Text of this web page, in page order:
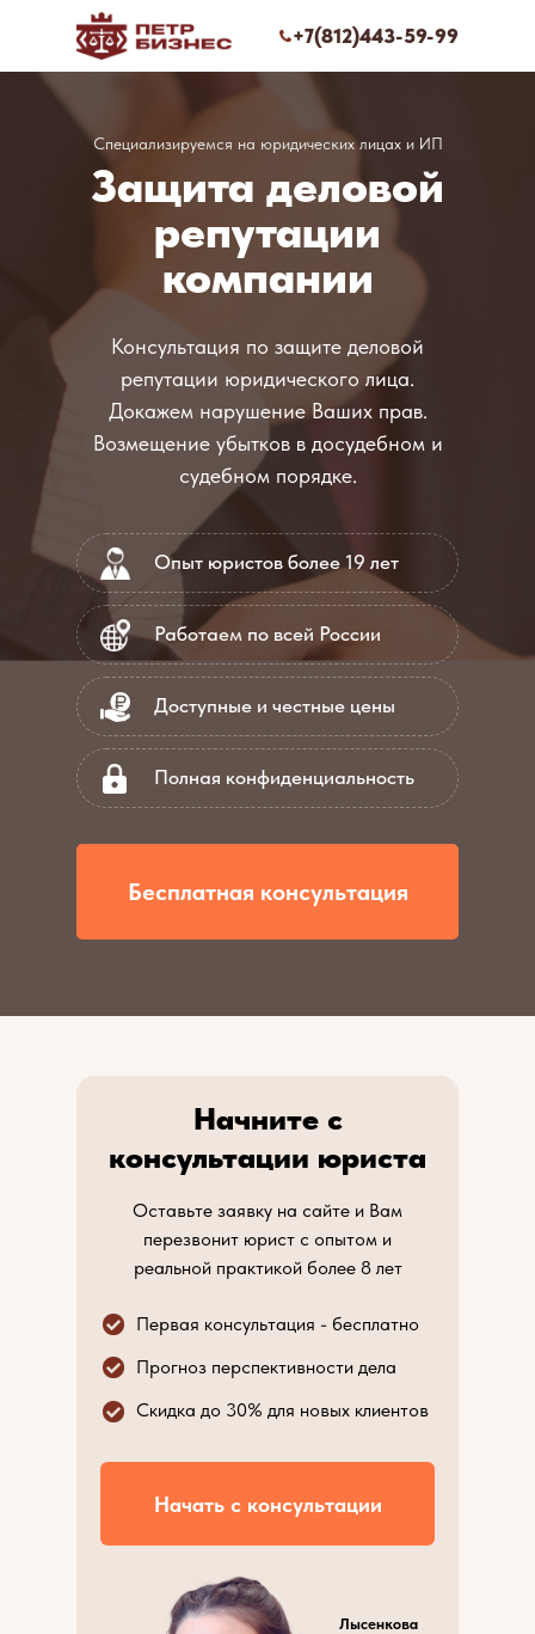
+7(812)443-59-99
Защита деловой
репутации
компании
Специализируемся на юридических лицах и ИП
Консультация по защите деловой
репутации юридического лица.
Докажем нарушение Ваших прав.
Возмещение убытков в досудебном и
судебном порядке.
Опыт юристов более 19 лет
Работаем по всей России
Доступные и честные цены
Бесплатная консультация
Полная конфиденциальность
Начните с
консультации юриста
Первая консультация - бесплатно
Прогноз перспективности дела
Скидка до 30% для новых клиентов
Оставьте заявку на сайте и Вам
перезвонит юрист с опытом и
реальной практикой более 8 лет
Начать с консультации
Лысенкова